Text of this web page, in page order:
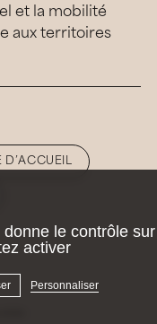
et la mobilité
aux territoires
D’ACCUEIL
le contrôle sur
activer
Personnaliser